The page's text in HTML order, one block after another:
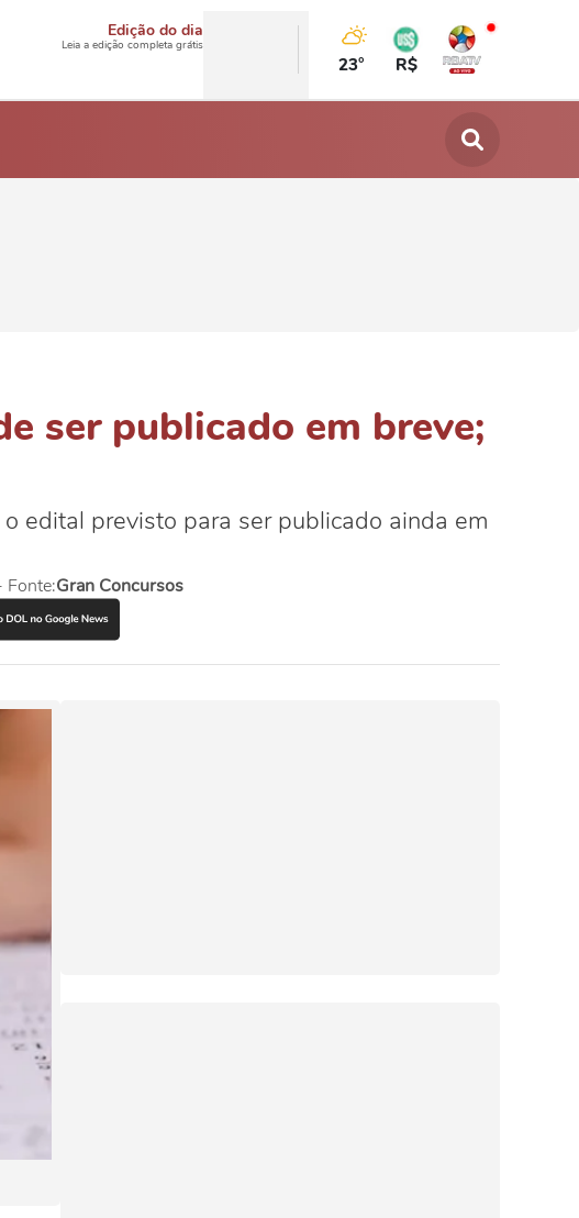
Edição do dia
Leia a edição completa grátis
23° R$
ser publicado em breve;
edital previsto para ser publicado ainda em
Fonte:Gran Concursos